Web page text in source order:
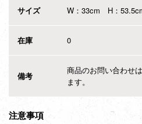
サイズ W：33cm H：
在庫 0
備考
商品のお問い合わせ
ます。
注意事項